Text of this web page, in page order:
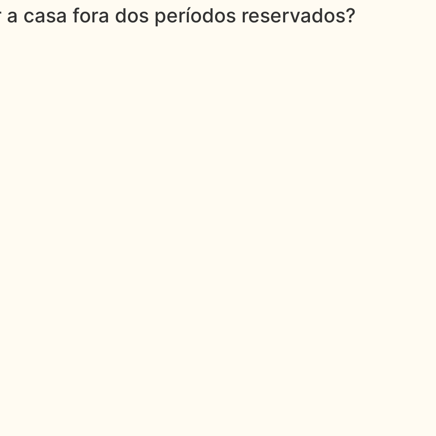
QUEM SOMOS COPROPRIEDADE EMPREENDIMENTOS
casa fora dos períodos reservados?